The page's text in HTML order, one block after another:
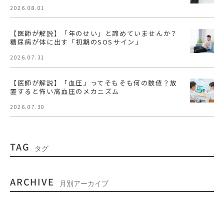
2026.08.01
【医師が解説】「年のせい」と諦めていませんか？
糖尿病が体に出す「初期のSOSサイン」
2026.07.31
【医師が解説】「血圧」ってそもそも何の数値？放
置すると怖い高血圧のメカニズム
2026.07.30
TAG タグ
ARCHIVE 月別アーカイブ